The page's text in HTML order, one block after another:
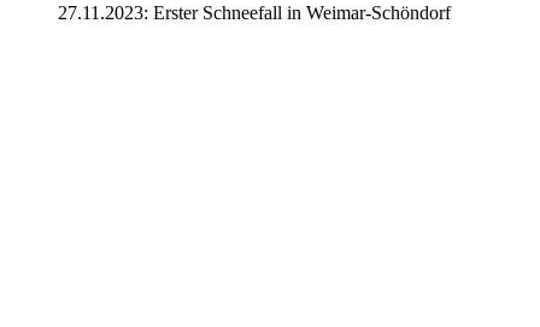
27.11.2023: Erster Schneefall in Weimar-Schöndorf